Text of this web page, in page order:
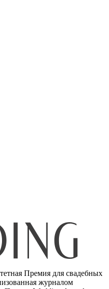
Премия для свадебных
журналом